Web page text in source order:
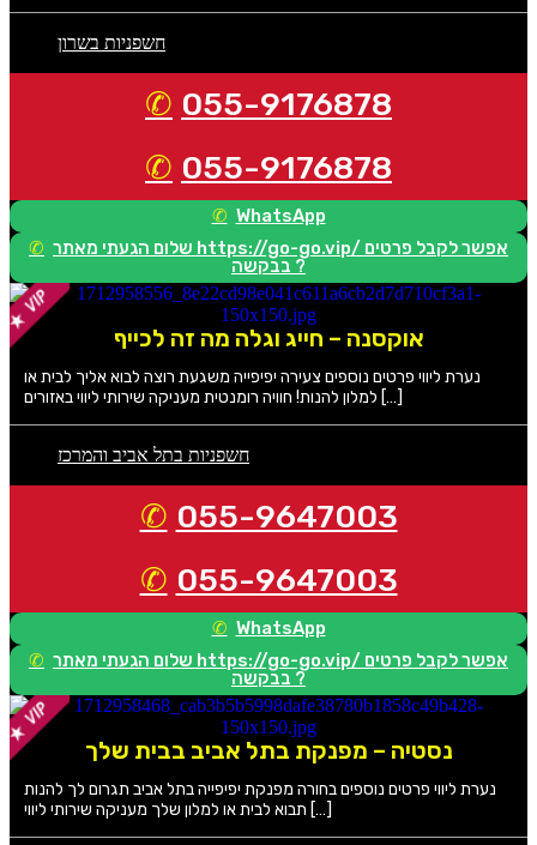
חשפניות בשרון
055-9176878
055-9176878
WhatsApp
שלום הגעתי מאתר https://go-go.vip/ אפשר לקבל פרטים
בבקשה ?
אוקסנה – חייג וגלה מה זה לכייף
נערת ליווי פרטים נוספים צעירה יפיפייה משגעת רוצה לבוא אליך לבית או
למלון להנות! חוויה רומנטית מעניקה שירותי ליווי באזורים […]
חשפניות בתל אביב והמרכז
055-9647003
055-9647003
WhatsApp
שלום הגעתי מאתר https://go-go.vip/ אפשר לקבל פרטים
בבקשה ?
נסטיה – מפנקת בתל אביב בבית שלך
נערת ליווי פרטים נוספים בחורה מפנקת יפיפייה בתל אביב תגרום לך להנות
תבוא לבית או למלון שלך מעניקה שירותי ליווי […]